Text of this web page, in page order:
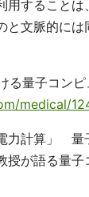
用することは
と文脈的には
量子コンピ
medical/
力計算」 量
授が語る量